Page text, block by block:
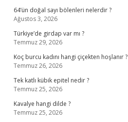
64’ün doğal sayı bölenleri nelerdir ?
Ağustos 3, 2026
Türkiye’de girdap var mı ?
Temmuz 29, 2026
Koç burcu kadını hangi çiçekten hoşlanır ?
Temmuz 26, 2026
Tek katlı kübik epitel nedir ?
Temmuz 25, 2026
Kavalye hangi dilde ?
Temmuz 25, 2026